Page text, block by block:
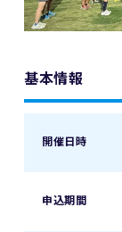
基本情報
開催日時
申込期間